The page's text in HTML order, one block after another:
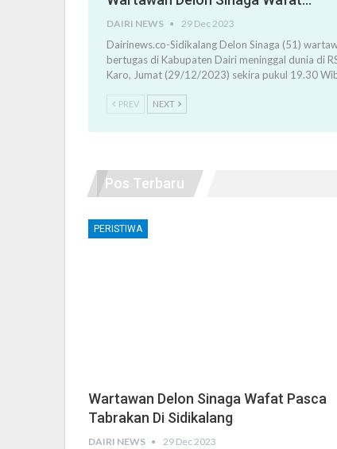
DAIRI NEWS 29 Dec 2023
Dairinews.co-Sidikalang Delon Sinaga (51)
bertugas di Kabupaten Dairi meninggal dunia di
Karo, Jumat (29/12/2023) sekira pukul 19.30
PREV NEXT
Pos Terbaru
PERISTIWA
Wartawan Delon Sinaga Wafat Pasca
Tabrakan Di Sidikalang
DAIRI NEWS 29 Dec 2023